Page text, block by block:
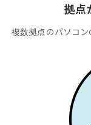
拠点
複数拠点のパソコン